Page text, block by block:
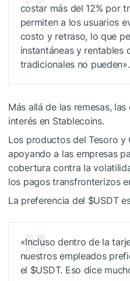
costar más del 12% por
permiten a los usuarios
costo y retraso, lo que
instantáneas y rentables
tradicionales no pueden».
Más allá de las remesas,
interés en Stablecoins.
Los productos del Tesoro y
apoyando a las empresas
cobertura contra la
los pagos transfronterizos
La preferencia del $USDT
«Incluso dentro de la
nuestros empleados
el $USDT. Eso dice